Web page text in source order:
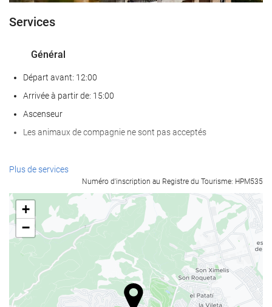
Services
Général
Départ avant: 12:00
Arrivée à partir de: 15:00
Ascenseur
Les animaux de compagnie ne sont pas acceptés
Nourriture et boissons
Restaurant à la carte
Bar
Café sur place
Bien-être
bain turc/à vapeur
Sauna
Plus de services
Numéro d'inscription au Registre du Tourisme: HPM535
+
−